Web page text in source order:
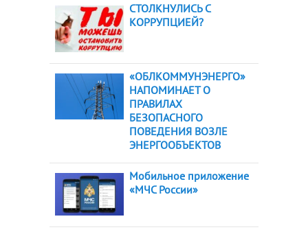
СТОЛКНУЛИСЬ С
КОРРУПЦИЕЙ?
«ОБЛКОММУНЭНЕРГО»
НАПОМИНАЕТ О
ПРАВИЛАХ
БЕЗОПАСНОГО
ПОВЕДЕНИЯ ВОЗЛЕ
ЭНЕРГООБЪЕКТОВ
Мобильное приложение
«МЧС России»